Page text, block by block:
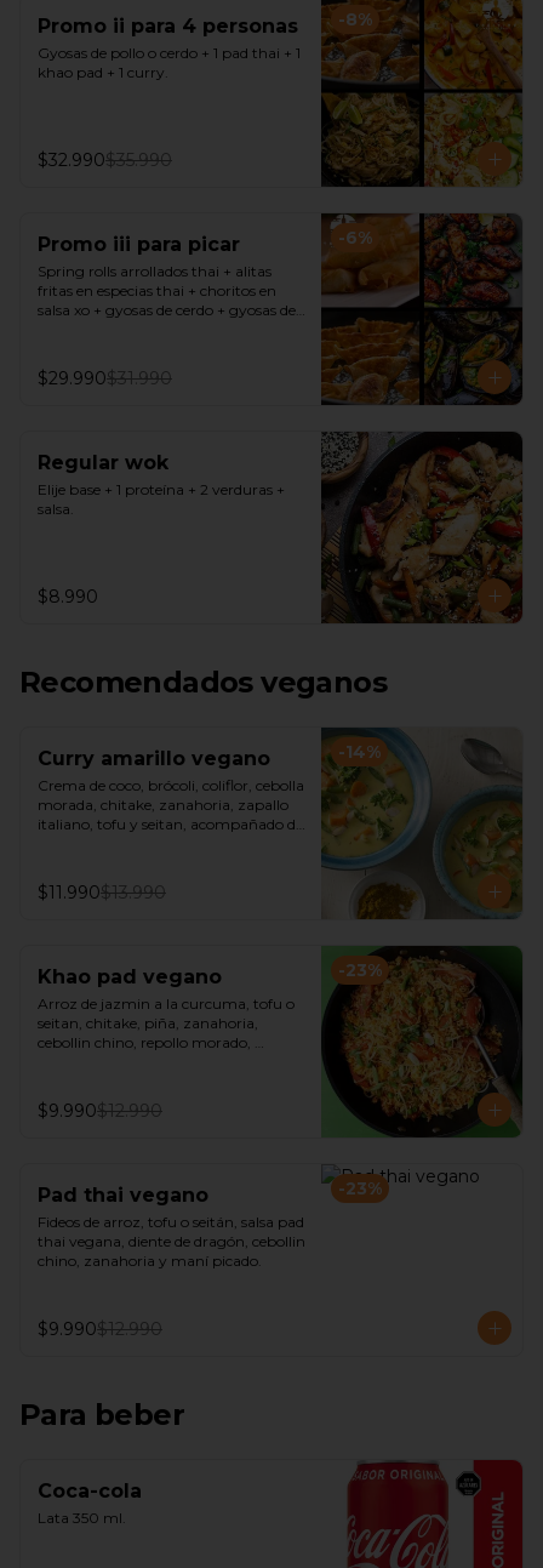
-8%
Promo ii para 4 personas
Gyosas de pollo o cerdo + 1 pad thai + 1
khao pad + 1 curry.
$32.990$35.990
-6%
Promo iii para picar
Spring rolls arrollados thai + alitas
fritas en especias thai + choritos en
salsa xo + gyosas de cerdo + gyosas de
$29.990$31.990
Regular wok
Elije base + 1 proteína + 2 verduras +
salsa.
$8.990
Recomendados veganos
-14%
Curry amarillo vegano
Crema de coco, brócoli, coliflor, cebolla
morada, chitake, zanahoria, zapallo
italiano, tofu y seitan, acompañado de
$11.990$13.990
-23%
Khao pad vegano
Arroz de jazmin a la curcuma, tofu o
seitan, chitake, piña, zanahoria,
cebollin chino, repollo morado,
$9.990$12.990
-23%
Pad thai vegano
Fideos de arroz, tofu o seitán, salsa pad
thai vegana, diente de dragón, cebollin
chino, zanahoria y maní picado.
$9.990$12.990
Para beber
Coca-cola
Lata 350 ml.